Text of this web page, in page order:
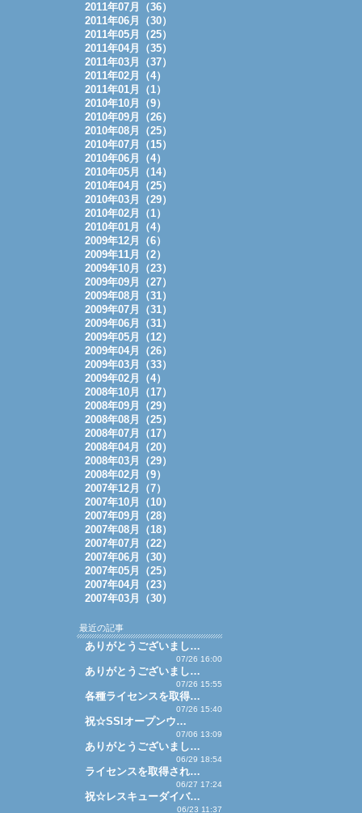
2011年07月（36）
2011年06月（30）
2011年05月（25）
2011年04月（35）
2011年03月（37）
2011年02月（4）
2011年01月（1）
2010年10月（9）
2010年09月（26）
2010年08月（25）
2010年07月（15）
2010年06月（4）
2010年05月（14）
2010年04月（25）
2010年03月（29）
2010年02月（1）
2010年01月（4）
2009年12月（6）
2009年11月（2）
2009年10月（23）
2009年09月（27）
2009年08月（31）
2009年07月（31）
2009年06月（31）
2009年05月（12）
2009年04月（26）
2009年03月（33）
2009年02月（4）
2008年10月（17）
2008年09月（29）
2008年08月（25）
2008年07月（17）
2008年04月（20）
2008年03月（29）
2008年02月（9）
2007年12月（7）
2007年10月（10）
2007年09月（28）
2007年08月（18）
2007年07月（22）
2007年06月（30）
2007年05月（25）
2007年04月（23）
2007年03月（30）
最近の記事
ありがとうございまし…
07/26 16:00
ありがとうございまし…
07/26 15:55
各種ライセンスを取得…
07/26 15:40
祝☆SSIオープンウ…
07/06 13:09
ありがとうございまし…
06/29 18:54
ライセンスを取得され…
06/27 17:24
祝☆レスキューダイバ…
06/23 11:37